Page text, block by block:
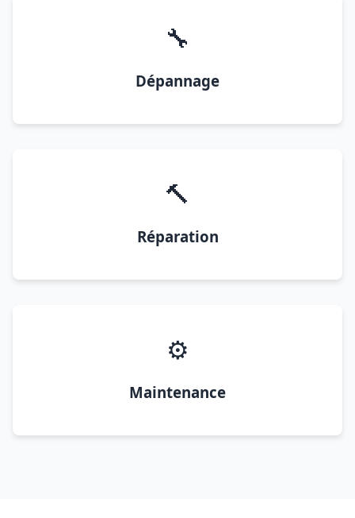
🔧
Dépannage
🔨
Réparation
⚙️
Maintenance